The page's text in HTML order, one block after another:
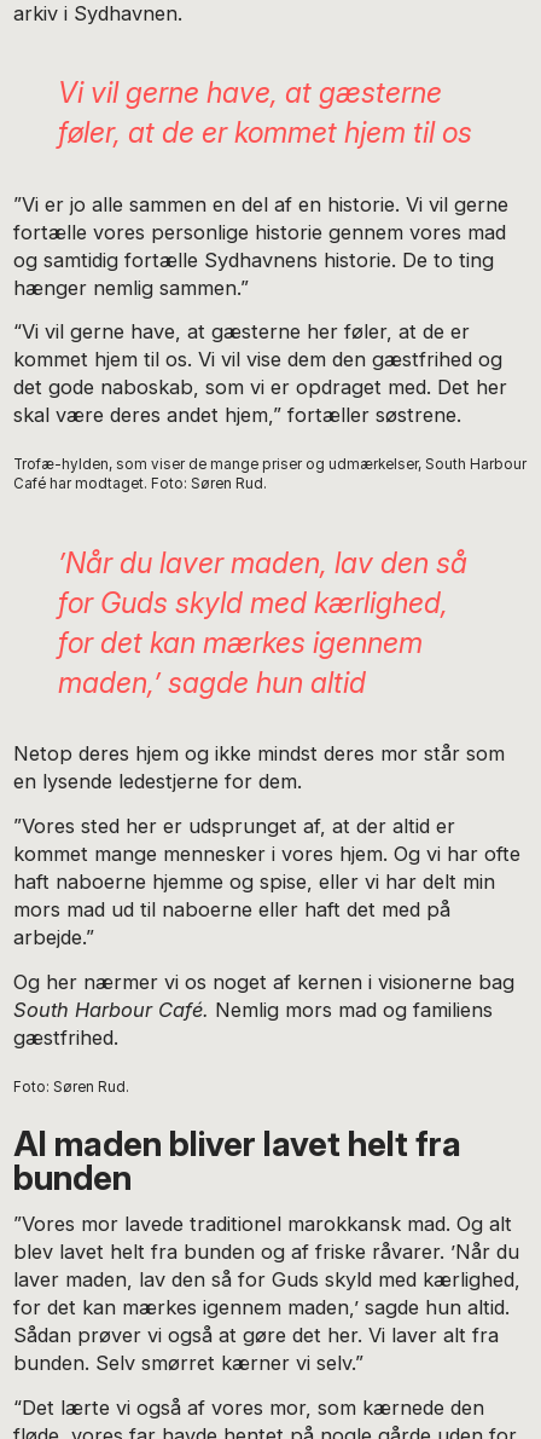
arkiv i Sydhavnen.
Vi vil gerne have, at gæsterne
føler, at de er kommet hjem til os
”Vi er jo alle sammen en del af en historie. Vi vil gerne
fortælle vores personlige historie gennem vores mad
og samtidig fortælle Sydhavnens historie. De to ting
hænger nemlig sammen.”
“Vi vil gerne have, at gæsterne her føler, at de er
kommet hjem til os. Vi vil vise dem den gæstfrihed og
det gode naboskab, som vi er opdraget med. Det her
skal være deres andet hjem,” fortæller søstrene.
Trofæ-hylden, som viser de mange priser og udmærkelser, South Harbour
Café har modtaget. Foto: Søren Rud.
’Når du laver maden, lav den så
for Guds skyld med kærlighed,
for det kan mærkes igennem
maden,’ sagde hun altid
Netop deres hjem og ikke mindst deres mor står som
en lysende ledestjerne for dem.
”Vores sted her er udsprunget af, at der altid er
kommet mange mennesker i vores hjem. Og vi har ofte
haft naboerne hjemme og spise, eller vi har delt min
mors mad ud til naboerne eller haft det med på
arbejde.”
Og her nærmer vi os noget af kernen i visionerne bag
South Harbour Café. Nemlig mors mad og familiens
gæstfrihed.
Foto: Søren Rud.
Al maden bliver lavet helt fra
bunden
”Vores mor lavede traditionel marokkansk mad. Og alt
blev lavet helt fra bunden og af friske råvarer. ’Når du
laver maden, lav den så for Guds skyld med kærlighed,
for det kan mærkes igennem maden,’ sagde hun altid.
Sådan prøver vi også at gøre det her. Vi laver alt fra
bunden. Selv smørret kærner vi selv.”
“Det lærte vi også af vores mor, som kærnede den